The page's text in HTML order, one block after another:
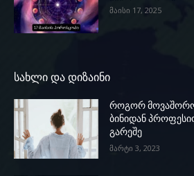
მაისი 17, 2025
სახლი და დიზაინი
როგორ
ბინიდან
გარეშე
მარტი 3, 2023